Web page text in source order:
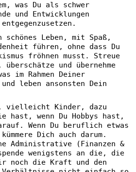
was Du als schwer
und Entwicklungen
schönes Leben, mit Spaß,
führen, ohne dass Du
fröhnen musst. Streue
und übernehme
im Rahmen Deiner
leben ansonsten Dein
vielleicht Kinder, dazu
hast, wenn Du Hobbys hast,
Wenn Du beruflich etwas
Dich auch darum.
Administrative (Finanzen &
wenigstens an die, die
noch die Kraft und den